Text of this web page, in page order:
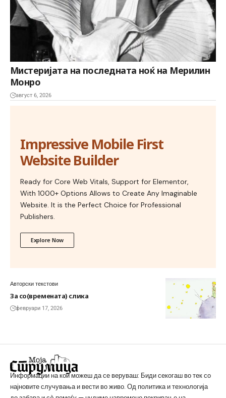
Мистеријата на последната ноќ на Мерилин
Монро
август 6, 2026
Impressive Mobile First
Website Builder
Ready for Core Web Vitals, Support for Elementor,
With 1000+ Options Allows to Create Any Imaginable
Website. It is the Perfect Choice for Professional
Publishers.
Explore Now
Авторски текстови
За со(времената) слика
февруари 17, 2026
Информации на кои можеш да се веруваш: Биди секогаш во тек со
најновите случувања и вести во живо. Од политика и технологија